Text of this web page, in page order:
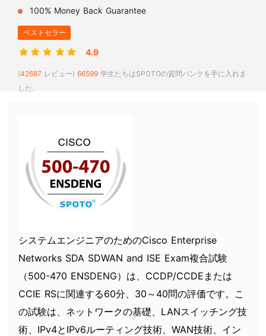
100% Money Back Guarantee
ベストセラー
4.9
(42687 レビュー) 66599 学生たちはSPOTOの質問バンクを手に入れま
した。
システムエンジニアのためのCisco Enterprise
Networks SDA SDWAN and ISE Exam複合試験
（500-470 ENSDENG）は、CCDP/CCDEまたは
CCIE RSに関連する60分、30～40問の評価です。こ
の試験は、ネットワークの基礎、LANスイッチング技
術、IPv4とIPv6ルーティング技術、WAN技術、イン